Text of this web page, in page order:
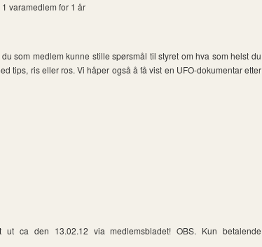
varamedlem for 1 år
som medlem kunne stille spørsmål til styret om hva som helst du
tips, ris eller ros. Vi håper også å få vist en UFO-dokumentar etter
ut ca den 13.02.12 via medlemsbladet! OBS. Kun betalende